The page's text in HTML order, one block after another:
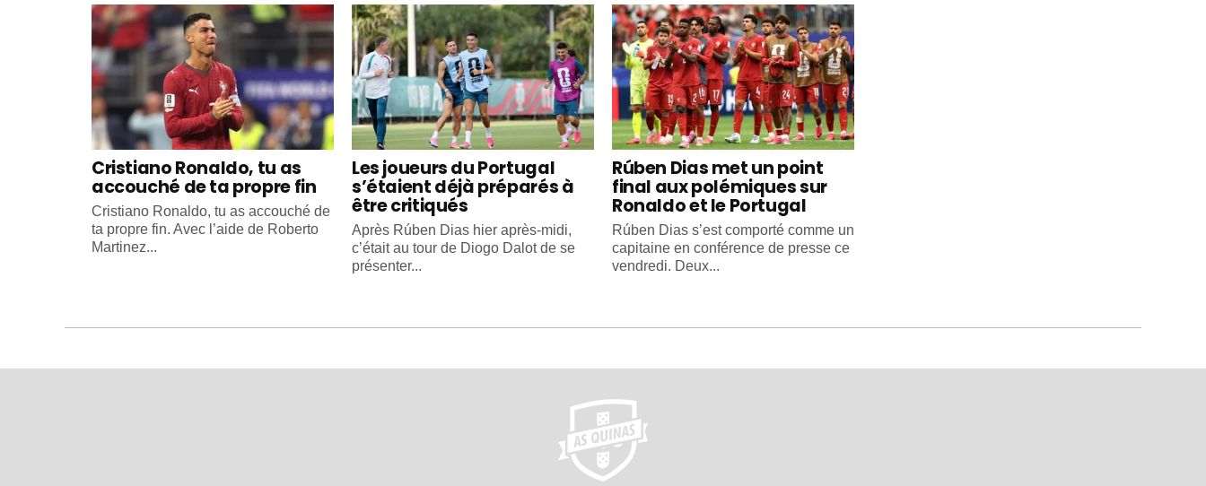
Cristiano Ronaldo, tu as
accouché de ta propre fin
Cristiano Ronaldo, tu as accouché de
ta propre fin. Avec l’aide de Roberto
Martinez...
Les joueurs du Portugal
s’étaient déjà préparés à
être critiqués
Après Rúben Dias hier après-midi,
c’était au tour de Diogo Dalot de se
présenter...
Rúben Dias met un point
final aux polémiques sur
Ronaldo et le Portugal
Rúben Dias s’est comporté comme un
capitaine en conférence de presse ce
vendredi. Deux...